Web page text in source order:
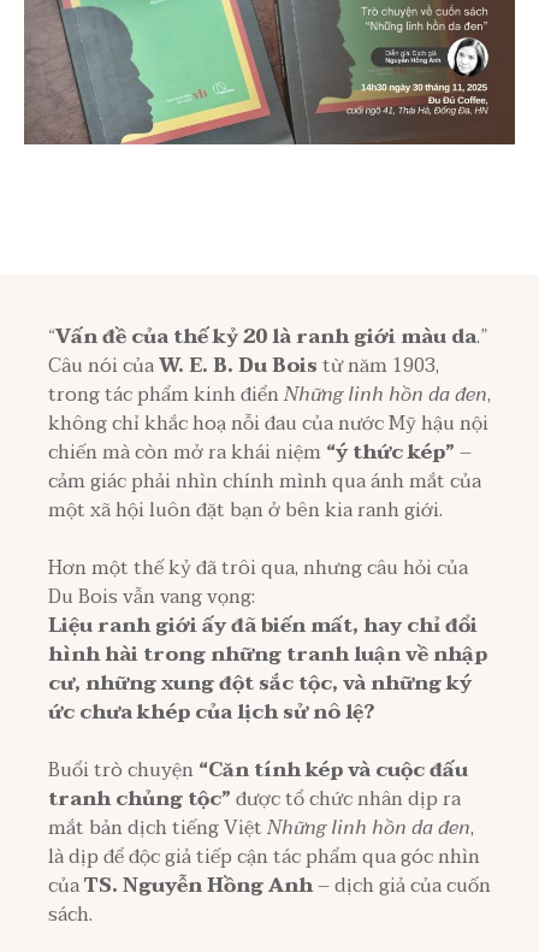
“Vấn đề của thế kỷ 20 là ranh giới màu da.”
Câu nói củaW. E. B. Du Boistừ năm 1903,
trong tác phẩm kinh điểnNhững linh hồn da đen,
không chỉ khắc hoạ nỗi đau của nước Mỹ hậu nội
chiến mà còn mở ra khái niệm“ý thức kép”–
cảm giác phải nhìn chính mình qua ánh mắt của
một xã hội luôn đặt bạn ở bên kia ranh giới.
Hơn một thế kỷ đã trôi qua, nhưng câu hỏi của
Du Bois vẫn vang vọng:
Liệu ranh giới ấy đã biến mất, hay chỉ đổi
hình hài trong những tranh luận về nhập
cư, những xung đột sắc tộc, và những ký
ức chưa khép của lịch sử nô lệ?
Buổi trò chuyện“Căn tính kép và cuộc đấu
tranh chủng tộc”được tổ chức nhân dịp ra
mắt bản dịch tiếng ViệtNhững linh hồn da đen,
là dịp để độc giả tiếp cận tác phẩm qua góc nhìn
củaTS. Nguyễn Hồng Anh– dịch giả của cuốn
sách.